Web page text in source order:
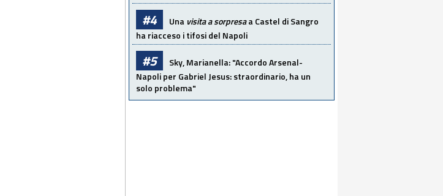
#4 Una visita a sorpresaa Castel di Sangro
ha riacceso i tifosi del Napoli
#5 Sky, Marianella: "Accordo Arsenal-
Napoli per Gabriel Jesus: straordinario, ha un
solo problema"